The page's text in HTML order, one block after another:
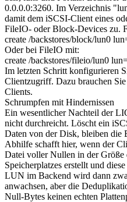
0.0.0.0:3260. Im Verzeichnis
damit dem iSCSI-Client eines
FileIO- oder Block-Devices zu.
create /backstores/block/lun0
Oder bei FileIO mit:
create /backstores/fileio/lun0
Im letzten Schritt konfigurieren
Clientzugriff. Dazu brauchen
Clients.
Schrumpfen mit Hindernissen
Ein wesentlicher Nachteil der
nicht durchreicht. Löscht ein
Daten von der Disk, bleiben die
Abhilfe schafft hier, wenn der
Datei voller Nullen in der Größe
Speicherplatzes erstellt und
LUN im Backend wird dann
anwachsen, aber die
Null-Bytes keinen echten